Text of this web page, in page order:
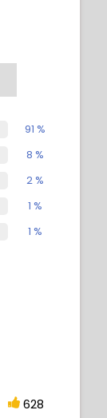
91 %
8 %
2 %
1 %
1 %
628